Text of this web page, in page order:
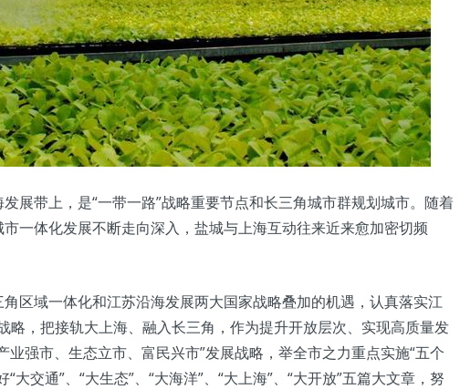
展带上，是“一带一路”战略重要节点和长三角城市群规划城市。随着
一体化发展不断走向深入，盐城与上海互动往来近来愈加密切频
区域一体化和江苏沿海发展两大国家战略叠加的机遇，认真落实江
略，把接轨大上海、融入长三角，作为提升开放层次、实现高质量发
业强市、生态立市、富民兴市”发展战略，举全市之力重点实施“五个
大交通”、“大生态”、“大海洋”、“大上海”、“大开放”五篇大文章，努